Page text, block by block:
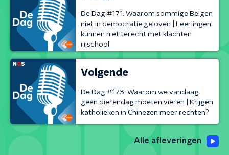
De Dag #171: Waarom sommige Belgen
niet in democratie geloven | Leerlingen
kunnen niet terecht met klachten
rijschool
Volgende
De Dag #173: Waarom we vandaag
geen dierendag moeten vieren | Krijgen
katholieken in Chinezen meer rechten?
Alle afleveringen